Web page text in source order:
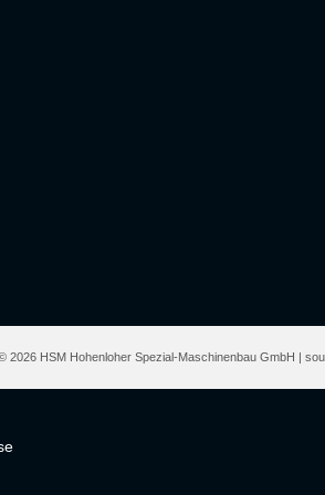
2026 HSM Hohenloher Spezial-Maschinenbau GmbH |